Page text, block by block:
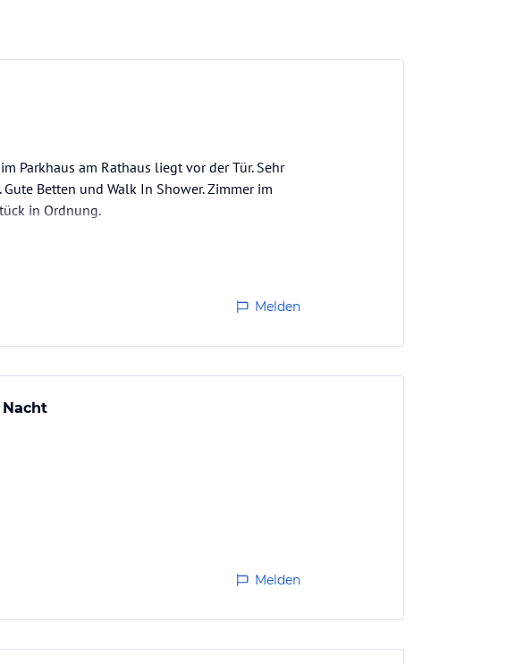
Parkhaus am Rathaus liegt vor der Tür. Sehr
Betten und Walk In Shower. Zimmer im
in Ordnung.
Melden
Melden